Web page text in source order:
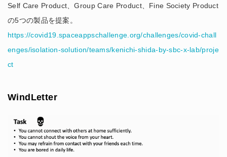
Self Care Product、Group Care Product、Fine Society Product
の5つの製品を提案。
https://covid19.spaceappschallenge.org/challenges/covid-chall
enges/isolation-solution/teams/kenichi-shida-by-sbc-x-lab/proje
ct
WindLetter